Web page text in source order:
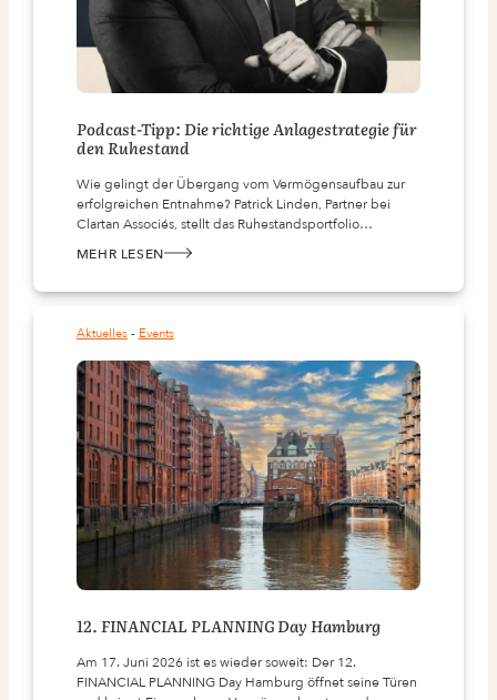
Podcast-Tipp: Die richtige Anlagestrategie für
den Ruhestand
Wie gelingt der Übergang vom Vermögensaufbau zur
erfolgreichen Entnahme? Patrick Linden, Partner bei
Clartan Associés, stellt das Ruhestandsportfolio…
MEHR LESEN
:
DIE
ANLAGESTRATEGIE
FÜR
RUHESTAND
Aktuelles - Events
12. FINANCIAL PLANNING Day Hamburg
Am 17. Juni 2026 ist es wieder soweit: Der 12.
FINANCIAL PLANNING Day Hamburg öffnet seine Türen